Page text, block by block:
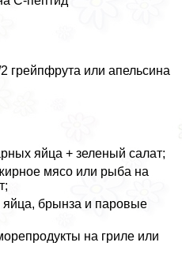
грейпфрута или апельсина
яйца + зеленый салат;
мясо или рыба на
брынза и паровые
на гриле или